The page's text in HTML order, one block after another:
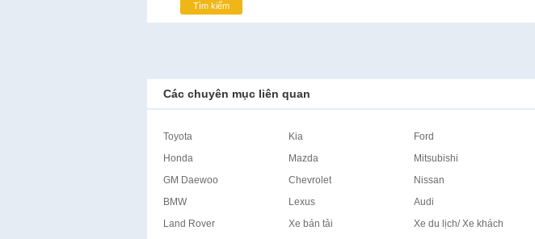
Tìm kiếm
Các chuyên mục liên quan
Toyota Kia Ford
Honda
Mazda Mitsubishi
GM Daewoo
Chevrolet Nissan
BMW
Lexus Audi
Land Rover
Xe bán tải Xe du lịch/ Xe khách